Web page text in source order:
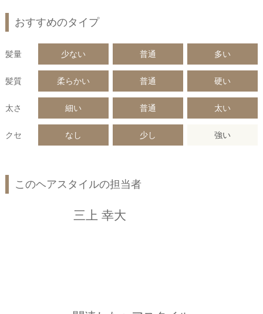
おすすめのタイプ
髪量 少ない 普通 多い
髪質 柔らかい 普通 硬い
太さ 細い 普通 太い
クセ なし 少し 強い
このヘアスタイルの担当者
三上 幸大